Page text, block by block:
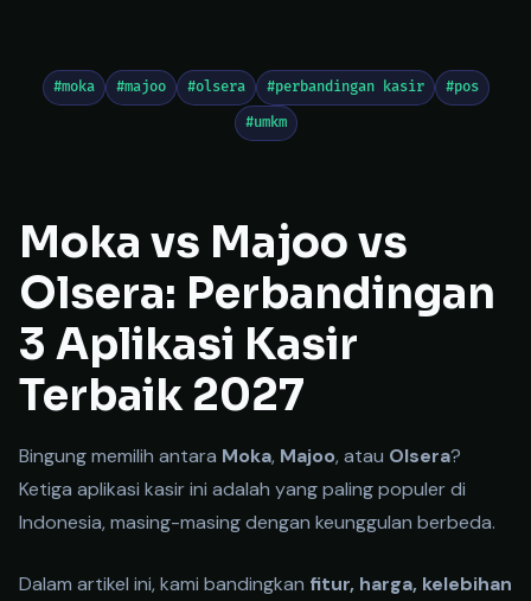
#moka #majoo #olsera #perbandingan kasir
#pos
#umkm
Moka vs Majoo vs
Olsera: Perbandingan
3 Aplikasi Kasir
Terbaik 2027
Bingung memilih antara Moka, Majoo, atau Olsera?
Ketiga aplikasi kasir ini adalah yang paling populer di
Indonesia, masing-masing dengan keunggulan berbeda.
Dalam artikel ini, kami bandingkan fitur, harga, kelebihan